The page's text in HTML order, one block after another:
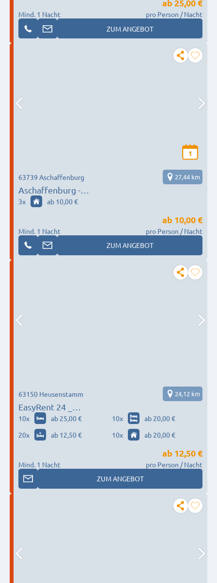
Mind. 1 Nacht
ab 25,00 €
pro Person / Nacht
ZUM ANGEBOT
1
Aschaffenburg -
Monteurwohnung/Monteurzimmer
63739 Aschaffenburg 27,44 km
3x ab 10,00 €
Mind. 1 Nacht
ab 10,00 €
pro Person / Nacht
ZUM ANGEBOT
EasyRent 24 _
Offenbach_Frankfurt_Wiesbaden_Mainz
63150 Heusenstamm 24,12 km
10x ab 25,00 € 10x
ab 20,00 €
20x ab 12,50 € 10x ab 20,00 €
Mind. 1 Nacht
ab 12,50 €
pro Person / Nacht
ZUM ANGEBOT